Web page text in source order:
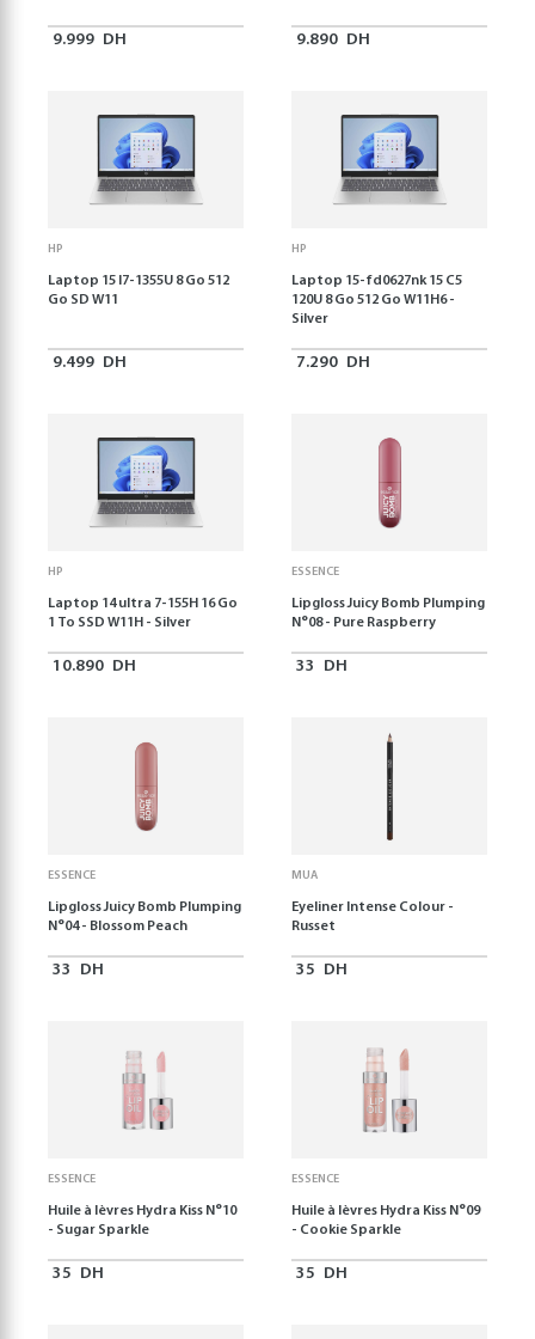
9.999 DH 9.890 DH
HP
Laptop 15 I7-1355U 8 Go 512
Go SD W11
9.499 DH
HP
Laptop 15-fd0627nk 15 C5
120U 8 Go 512 Go W11H6 -
Silver
7.290 DH
HP
Laptop 14 ultra 7-155H 16 Go
1 To SSD W11H - Silver
10.890 DH
ESSENCE
Lipgloss Juicy Bomb Plumping
N°08 - Pure Raspberry
33 DH
ESSENCE
Lipgloss Juicy Bomb Plumping
N°04 - Blossom Peach
33 DH
MUA
Eyeliner Intense Colour -
Russet
35 DH
ESSENCE
Huile à lèvres Hydra Kiss N°10
- Sugar Sparkle
35 DH
ESSENCE
Huile à lèvres Hydra Kiss N°09
- Cookie Sparkle
35 DH